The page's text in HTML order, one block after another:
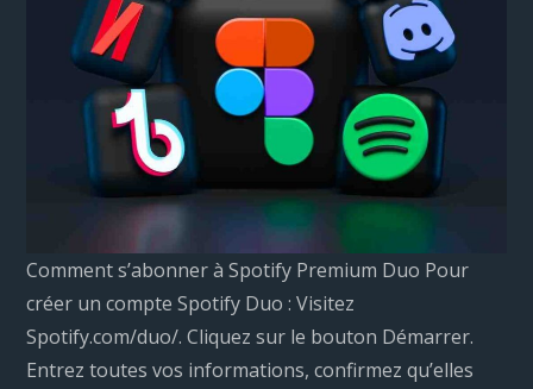
Comment s’abonner à Spotify Premium Duo Pour
créer un compte Spotify Duo : Visitez
Spotify.com/duo/. Cliquez sur le bouton Démarrer.
Entrez toutes vos informations, confirmez qu’elles